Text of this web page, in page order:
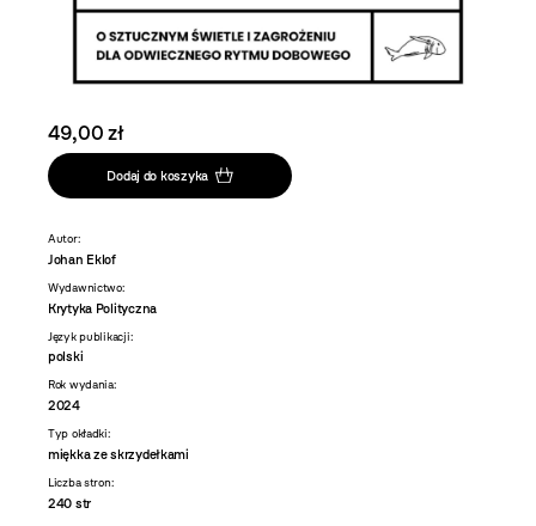
49,00 zł
Dodaj do koszyka
Autor:
Johan Eklof
Wydawnictwo:
Krytyka Polityczna
Język publikacji:
polski
Rok wydania:
2024
Typ okładki:
miękka ze skrzydełkami
Liczba stron:
240 str